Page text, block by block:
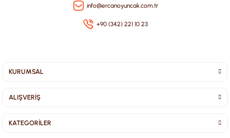
info@ercanoyuncak.com.tr
+90 (342) 221 10 23
KURUMSAL
ALIŞVERİŞ
KATEGORİLER